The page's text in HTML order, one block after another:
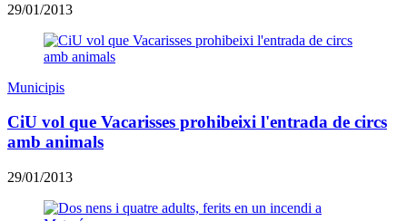
29/01/2013
Municipis
CiU vol que Vacarisses prohibeixi l'entrada de circs
amb animals
29/01/2013